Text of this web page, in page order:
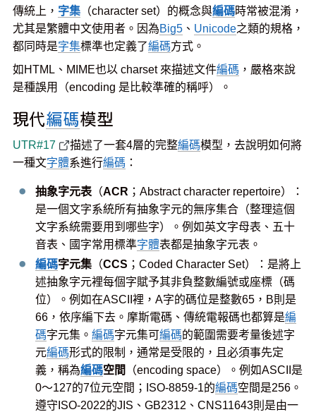
傳統上， 字集 （character set）的概念與編碼時常被混淆，
尤其是繁體中文使用者。因為Big5 、 Unicode之類的規格，
都同時是字集標準也定義了編碼方式。
如HTML、MIME也以 charset 來描述文件編碼 ，嚴格來說
是種誤用（encoding 是比較準確的稱呼）。
現代編碼模型
UTR#17 描述了一套4層的完整編碼模型，去說明如何將
一種文字體系進行編碼 ：
抽象字元表 （ACR ；Abstract character repertoire）：
是一個文字系統所有抽象字元的無序集合（整理這個
文字系統需要用到哪些字）。例如英文字母表、五十
音表、國字常用標準字體表都是抽象字元表。
編碼字元集 （CCS ；Coded Character Set）：是將上
述抽象字元裡每個字賦予其非負整數編號或座標（碼
位）。例如在ASCII裡，A字的碼位是整數65，B則是
66，依序編下去。摩斯電碼、傳統電報碼也都算是編
碼字元集。 編碼字元集可編碼的範圍需要考量後述字
元編碼形式的限制，通常是受限的，且必須事先定
義，稱為編碼空間
（encoding space）。例如ASCII是
0～127的7位元空間；ISO-8859-1的編碼空間是256。
遵守ISO-2022的JIS、GB2312、CNS11643則是由一